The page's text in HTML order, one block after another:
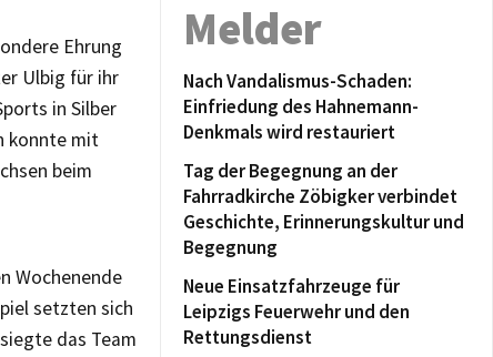
Ehrung
Ulbig für ihr
in Silber
konnte mit
beim
Wochenende
setzten sich
das Team
Melder
Nach Vandalismus-Schaden:
Einfriedung des Hahnemann-
Denkmals wird restauriert
Tag der Begegnung an der
Fahrradkirche Zöbigker verbindet
Geschichte, Erinnerungskultur und
Begegnung
Neue Einsatzfahrzeuge für
Leipzigs Feuerwehr und den
Rettungsdienst